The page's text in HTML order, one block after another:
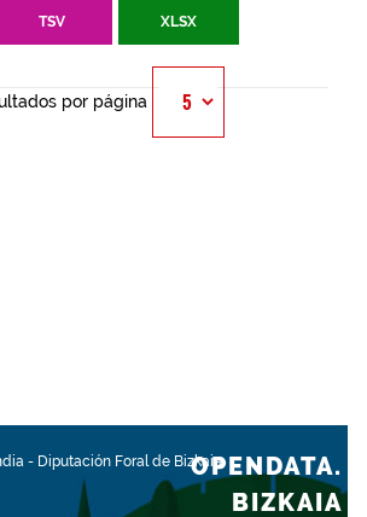
TSV XLSX
por página
- Diputación Foral de BizkaiaOPENDATA.
BIZKAIA